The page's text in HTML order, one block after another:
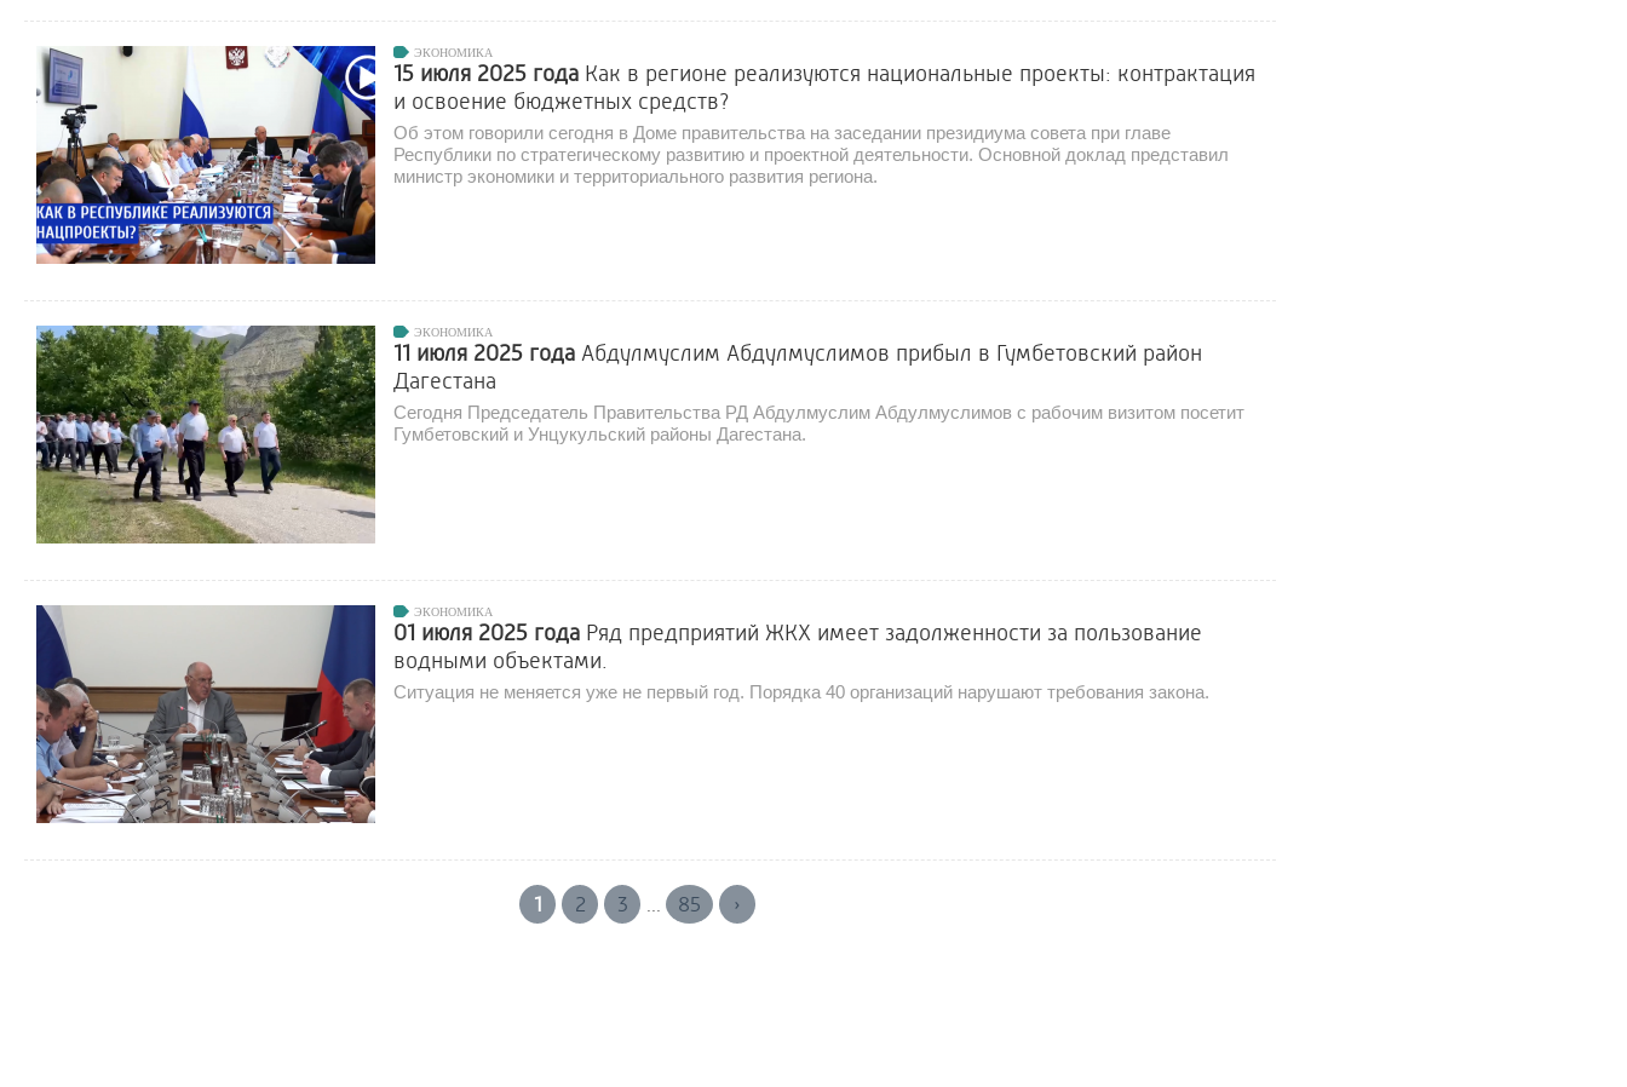
ЭКОНОМИКА
15 июля 2025 года Как в регионе реализуются национальные проекты: контрактация
и освоение бюджетных средств?
Об этом говорили сегодня в Доме правительства на заседании президиума совета при главе
Республики по стратегическому развитию и проектной деятельности. Основной доклад представил
министр экономики и территориального развития региона.
ЭКОНОМИКА
11 июля 2025 года Абдулмуслим Абдулмуслимов прибыл в Гумбетовский район
Дагестана
Сегодня Председатель Правительства РД Абдулмуслим Абдулмуслимов с рабочим визитом посетит
Гумбетовский и Унцукульский районы Дагестана.
ЭКОНОМИКА
01 июля 2025 года Ряд предприятий ЖКХ имеет задолженности за пользование
водными объектами.
Ситуация не меняется уже не первый год. Порядка 40 организаций нарушают требования закона.
1 2 3 ... 85 ›